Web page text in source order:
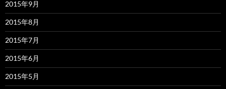
2015年9月
2015年8月
2015年7月
2015年6月
2015年5月